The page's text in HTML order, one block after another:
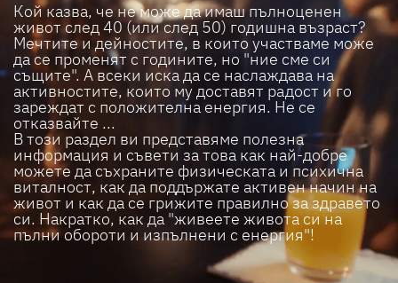
Кой казва, че не може да имаш пълноценен
живот след 40 (или след 50) годишна възраст?
Мечтите и дейностите, в които участваме може
да се променят с годините, но "ние сме си
същите". А всеки иска да се наслаждава на
активностите, които му доставят радост и го
зареждат с положителна енергия. Не се
отказвайте ...
В този раздел ви представяме полезна
информация и съвети за това как най-добре
можете да съхраните физическата и психична
виталност, как да поддържате активен начин на
живот и как да се грижите правилно за здравето
си. Накратко, как да "живеете живота си на
пълни обороти и изпълнени с енергия"!